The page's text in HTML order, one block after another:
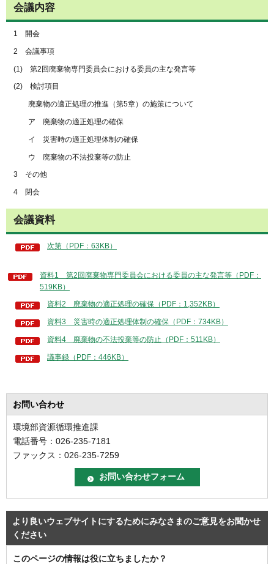
会議内容
1 開会
2 会議事項
(1) 第2回廃棄物専門委員会における委員の主な発言等
(2) 検討項目
廃棄物の適正処理の推進（第5章）の施策について
ア 廃棄物の適正処理の確保
イ 災害時の適正処理体制の確保
ウ 廃棄物の不法投棄等の防止
3 その他
4 閉会
会議資料
次第（PDF：63KB）
資料1 第2回廃棄物専門委員会における委員の主な発言等（PDF：
519KB）
資料2 廃棄物の適正処理の確保（PDF：1,352KB）
資料3 災害時の適正処理体制の確保（PDF：734KB）
資料4 廃棄物の不法投棄等の防止（PDF：511KB）
議事録（PDF：446KB）
お問い合わせ
環境部資源循環推進課
電話番号：026-235-7181
ファックス：026-235-7259
より良いウェブサイトにするためにみなさまのご意見をお聞かせ
ください
このページの情報は役に立ちましたか？